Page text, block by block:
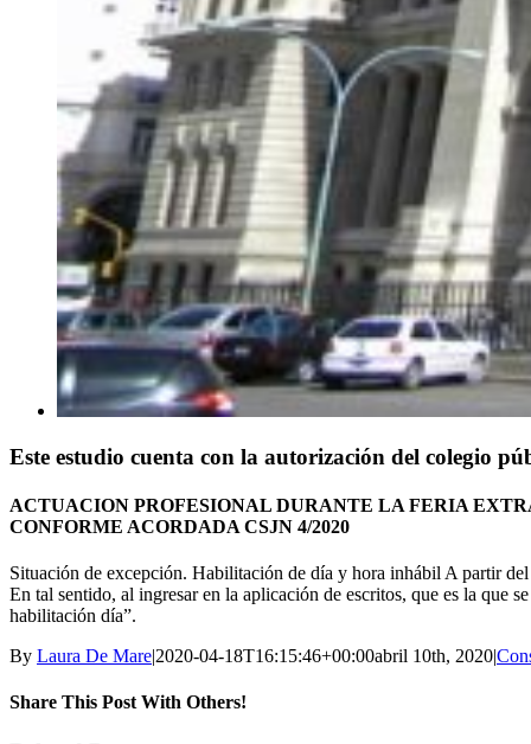
Este estudio cuenta con la autorización del colegio
ACTUACION PROFESIONAL DURANTE LA FERIA
CONFORME ACORDADA CSJN 4/2020
Situación de excepción. Habilitación de día y hora inhábil A partir
En tal sentido, al ingresar en la aplicación de escritos, que es la que
habilitación día”.
By Laura De Mare|2020-04-18T16:15:46+00:00abril 10th, 2020|
Share This Post With Others!